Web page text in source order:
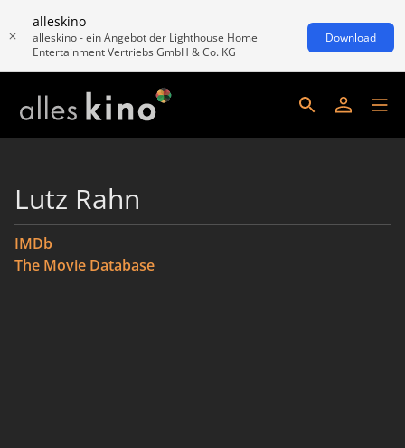
alleskino
alleskino - ein Angebot der Lighthouse Home
Entertainment Vertriebs GmbH & Co. KG
Download
Lutz Rahn
IMDb
The Movie Database